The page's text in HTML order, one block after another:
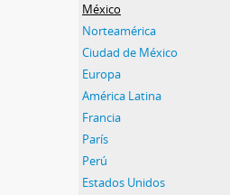
México
Norteamérica
Ciudad de México
Europa
América Latina
Francia
París
Perú
Estados Unidos